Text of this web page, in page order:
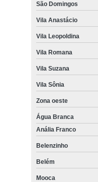
São Domingos
Vila Anastácio
Vila Leopoldina
Vila Romana
Vila Suzana
Vila Sônia
Zona oeste
Água Branca
Anália Franco
Belenzinho
Belém
Mooca